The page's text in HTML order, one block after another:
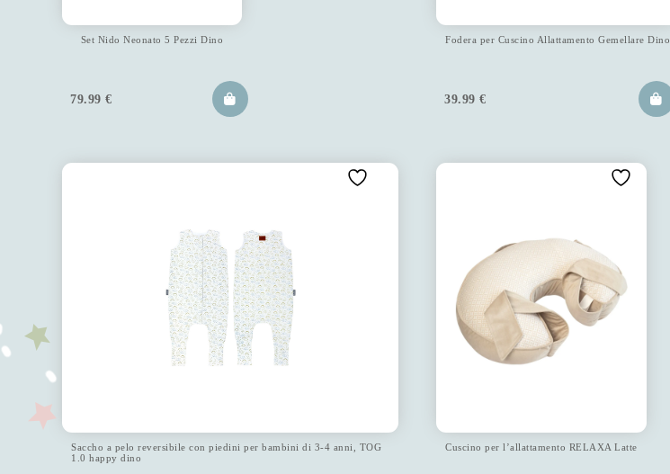
Set Nido Neonato 5 Pezzi Dino
79.99 €
Fodera per Cuscino Allattamento Gemellare Dino
39.99 €
Saccho a pelo reversibile con piedini per bambini di 3-4 anni, TOG
1.0 happy dino
Cuscino per l’allattamento RELAXA Latte